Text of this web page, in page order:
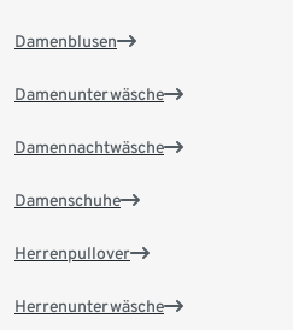
Damenblusen
Damenunterwäsche
Damennachtwäsche
Damenschuhe
Herrenpullover
Herrenunterwäsche